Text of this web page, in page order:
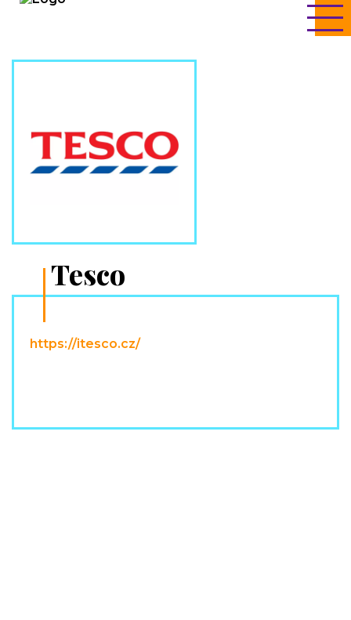
Tesco
https://itesco.cz/